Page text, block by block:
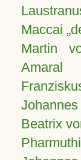
Maccai
Martin
Amaral
Beatrix